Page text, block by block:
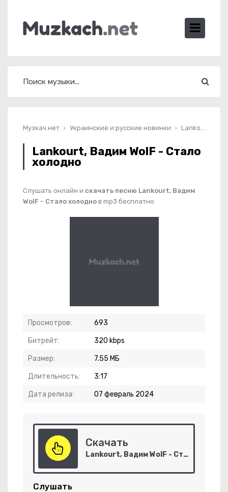
Музкач.нет Украинские и русские новинки Lankourt, Вадим WolF - Стало холодно
Lankourt, Вадим WolF - Стало
холодно
Слушать онлайн и скачать песню Lankourt, Вадим
WolF - Стало холодно в mp3 бесплатно
Просмотров: 693
Битрейт: 320 kbps
Размер: 7.55 МБ
Длительность: 3:17
Дата релиза: 07 февраль 2024
Скачать
Lankourt, Вадим WolF - Стало холодно
Слушать